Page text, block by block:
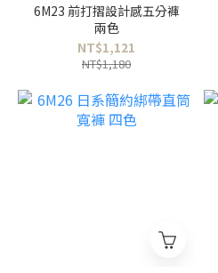
6M23 前打摺設計感五分褲
兩色
NT$1,121
NT$1,180